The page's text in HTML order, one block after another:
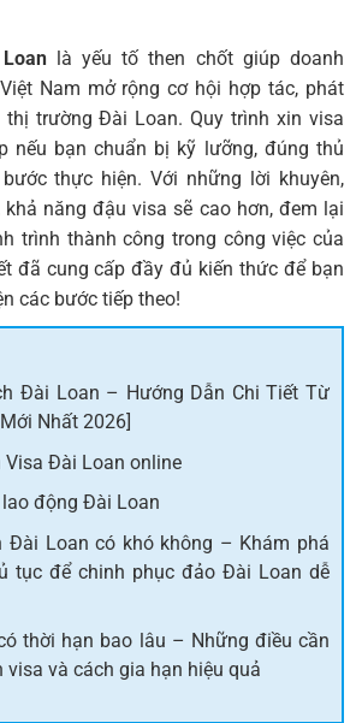
là yếu tố then chốt giúp doanh
Nam mở rộng cơ hội hợp tác, phát
trường Đài Loan. Quy trình xin visa
nếu bạn chuẩn bị kỹ lưỡng, đúng thủ
thực hiện. Với những lời khuyên,
năng đậu visa sẽ cao hơn, đem lại
trình thành công trong công việc của
đã cung cấp đầy đủ kiến thức để bạn
các bước tiếp theo!
Đài Loan – Hướng Dẫn Chi Tiết Từ
Nhất 2026]
Visa Đài Loan online
động Đài Loan
Đài Loan có khó không – Khám phá
tục để chinh phục đảo Đài Loan dễ
thời hạn bao lâu – Những điều cần
visa và cách gia hạn hiệu quả